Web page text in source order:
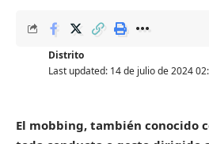
Last updated: 14 de julio de 2024
Distrito
El mobbing, también conocido